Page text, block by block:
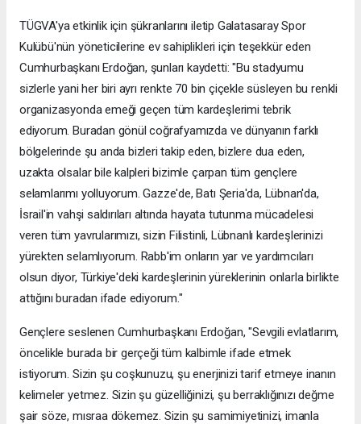
TÜGVA'ya etkinlik için şükranlarını iletip Galatasaray Spor
Kulübü'nün yöneticilerine ev sahiplikleri için teşekkür eden
Cumhurbaşkanı Erdoğan, şunları kaydetti: "Bu stadyumu
sizlerle yani her biri ayrı renkte 70 bin çiçekle süsleyen bu renkli
organizasyonda emeği geçen tüm kardeşlerimi tebrik
ediyorum. Buradan gönül coğrafyamızda ve dünyanın farklı
bölgelerinde şu anda bizleri takip eden, bizlere dua eden,
uzakta olsalar bile kalpleri bizimle çarpan tüm gençlere
selamlarımı yolluyorum. Gazze'de, Batı Şeria'da, Lübnan'da,
İsrail'in vahşi saldırıları altında hayata tutunma mücadelesi
veren tüm yavrularımızı, sizin Filistinli, Lübnanlı kardeşlerinizi
yürekten selamlıyorum. Rabb'im onların yar ve yardımcıları
olsun diyor, Türkiye'deki kardeşlerinin yüreklerinin onlarla birlikte
attığını buradan ifade ediyorum."
Gençlere seslenen Cumhurbaşkanı Erdoğan, "Sevgili evlatlarım,
öncelikle burada bir gerçeği tüm kalbimle ifade etmek
istiyorum. Sizin şu coşkunuzu, şu enerjinizi tarif etmeye inanın
kelimeler yetmez. Sizin şu güzelliğinizi, şu berraklığınızı değme
şair söze, mısraa dökemez. Sizin şu samimiyetinizi, imanla